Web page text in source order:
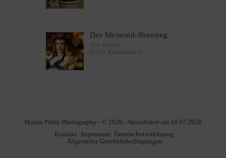
Das Mermaid-Shooting
Von Martin
Keine Kommentare
Martin Pohle Photography - © 2026 - Aktualisiert am 18.07.2026
Kontakt
Impressum Datenschutzerklärung
Allgemeine Geschäftsbedingungen